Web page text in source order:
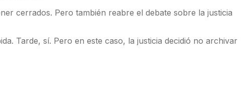
cerrados. Pero también reabre el debate sobre la justicia
Tarde, sí. Pero en este caso, la justicia decidió no archivar